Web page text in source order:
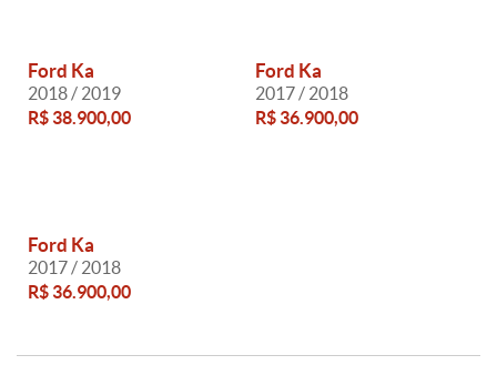
Ford Ka
2018 / 2019
R$ 38.900,00
Ford Ka
2017 / 2018
R$ 36.900,00
Ford Ka
2017 / 2018
R$ 36.900,00